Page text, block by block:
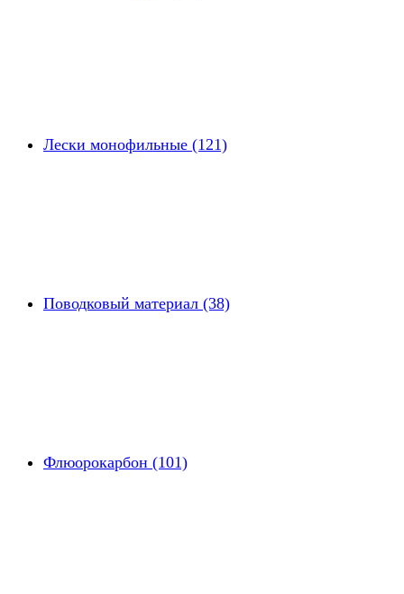
Лески монофильные (121)
Поводковый материал (38)
Флюорокарбон (101)